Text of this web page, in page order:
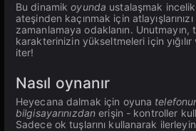
Bu dinamikoyunda ustalaşmak
ateşinden kaçınmak için atlayışlarınızı
zamanlamaya odaklanın. Unutmayın,
karakterinizin yükseltmeleri için
iter!
Nasıl oynanır
Heyecana dalmak için oyuna
bilgisayarınızdan erişin - kontroller
Sadece ok tuşlarını kullanarak